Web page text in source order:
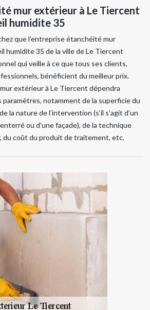
mur extérieur à Le Tiercent
humidite 35
que l’entreprise étanchéité mur
humidite 35 de la ville de Le Tiercent
qui veille à ce que tous ses clients,
bénéficient du meilleur prix.
extérieur à Le Tiercent dépendra
notamment de la superficie du
la nature de l’intervention (s’il s’agit d’un
ou d’une façade), de la technique
du coût du produit de traitement, etc.